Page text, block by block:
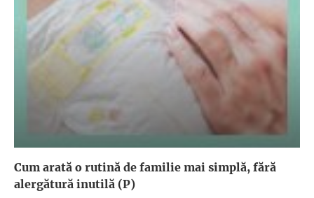
Cum arată o rutină de familie mai simplă, fără
alergătură inutilă (P)